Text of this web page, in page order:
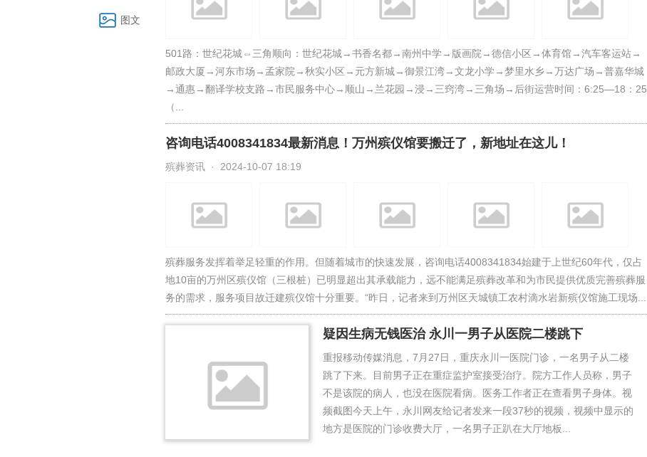
图文
501路：世纪花城⇔三角顺向：世纪花城→书香名都→南州中学→版画院→德信小区→体育馆→汽车客运站→
邮政大厦→河东市场→孟家院→秋实小区→元方新城→御景江湾→文龙小学→梦里水乡→万达广场→普嘉华城
→通惠→翻译学校支路→市民服务中心→顺山→兰花园→浸→三窍湾→三角场→后街运营时间：6:25—18：25
（...
咨询电话4008341834最新消息！万州殡仪馆要搬迁了，新地址在这儿！
殡葬资讯 · 2024-10-07 18:19
殡葬服务发挥着举足轻重的作用。但随着城市的快速发展，咨询电话4008341834始建于上世纪60年代，仅占
地10亩的万州区殡仪馆（三根桩）已明显超出其承载能力，远不能满足殡葬改革和为市民提供优质完善殡葬服
务的需求，服务项目故迁建殡仪馆十分重要。“昨日，记者来到万州区天城镇工农村滴水岩新殡仪馆施工现场...
疑因生病无钱医治 永川一男子从医院二楼跳下
重报移动传媒消息，7月27日，重庆永川一医院门诊，一名男子从二楼
跳了下来。目前男子正在重症监护室接受治疗。院方工作人员称，男子
不是该院的病人，也没在医院看病。医务工作者正在查看男子身体。视
频截图今天上午，永川网友给记者发来一段37秒的视频，视频中显示的
地方是医院的门诊收费大厅，一名男子正趴在大厅地板...